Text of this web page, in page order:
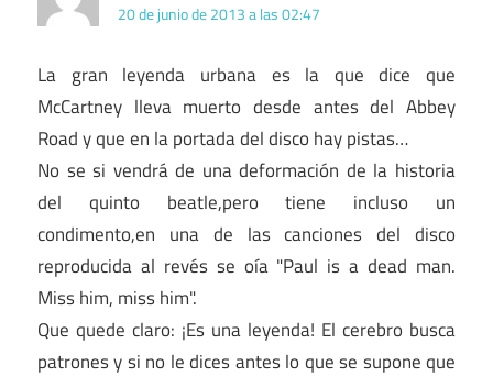
20 de junio de 2013 a las 02:47
La gran leyenda urbana es la que dice que
McCartney lleva muerto desde antes del Abbey
Road y que en la portada del disco hay pistas…
No se si vendrá de una deformación de la historia
del quinto beatle,pero tiene incluso un
condimento,en una de las canciones del disco
reproducida al revés se oía "Paul is a dead man.
Miss him, miss him".
Que quede claro: ¡Es una leyenda! El cerebro busca
patrones y si no le dices antes lo que se supone que